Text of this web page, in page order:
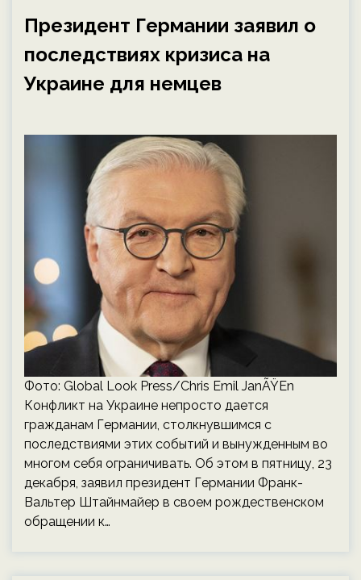
Президент Германии заявил о
последствиях кризиса на
Украине для немцев
Фото: Global Look Press/Chris Emil JanÃŸEn
Конфликт на Украине непросто дается
гражданам Германии, столкнувшимся с
последствиями этих событий и вынужденным во
многом себя ограничивать. Об этом в пятницу, 23
декабря, заявил президент Германии Франк-
Вальтер Штайнмайер в своем рождественском
обращении к…